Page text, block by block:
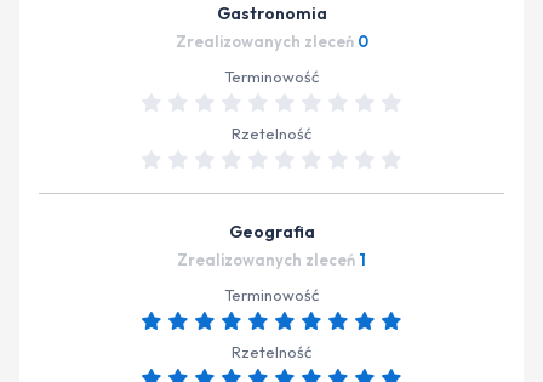
Gastronomia
Zrealizowanych zleceń 0
Terminowość
Rzetelność
Geografia
Zrealizowanych zleceń 1
Terminowość
Rzetelność